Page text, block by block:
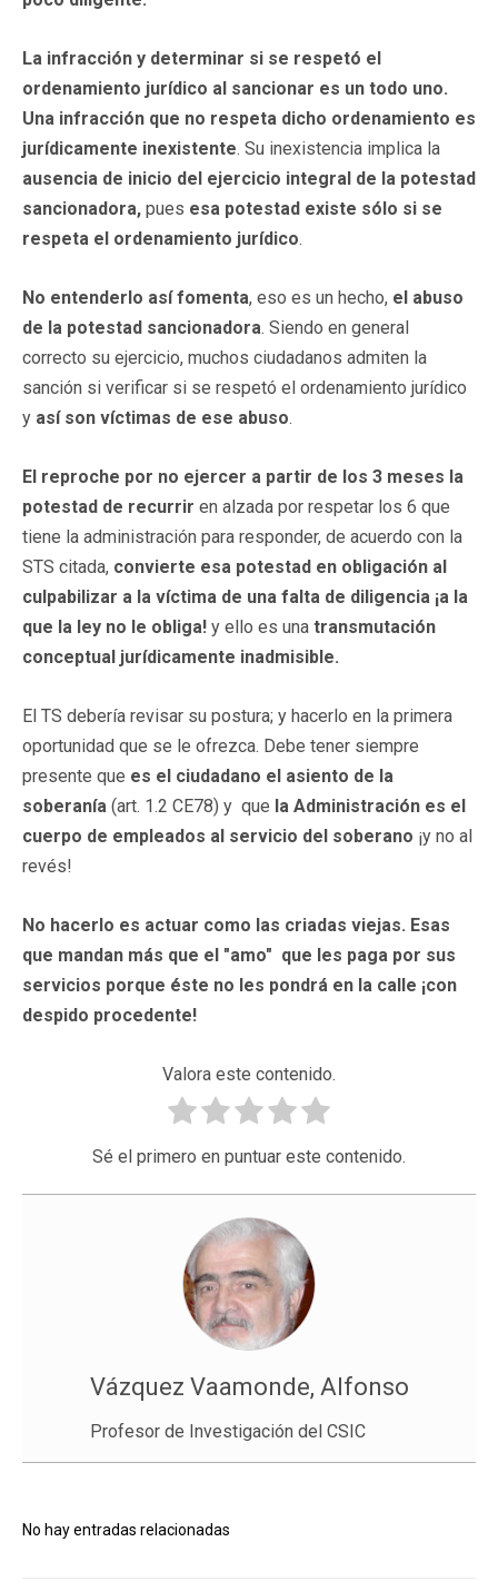
La infracción y determinar si se respetó el
ordenamiento jurídico al sancionar es un todo uno.
Una infracción que no respeta dicho ordenamiento es
jurídicamente inexistente. Su inexistencia implica la
ausencia de inicio del ejercicio integral de la potestad
sancionadora, pues esa potestad existe sólo si se
respeta el ordenamiento jurídico.
No entenderlo así fomenta, eso es un hecho, el abuso
de la potestad sancionadora. Siendo en general
correcto su ejercicio, muchos ciudadanos admiten la
sanción si verificar si se respetó el ordenamiento jurídico
y así son víctimas de ese abuso.
El reproche por no ejercer a partir de los 3 meses la
potestad de recurrir en alzada por respetar los 6 que
tiene la administración para responder, de acuerdo con la
STS citada, convierte esa potestad en obligación al
culpabilizar a la víctima de una falta de diligencia ¡a la
que la ley no le obliga! y ello es una transmutación
conceptual jurídicamente inadmisible.
El TS debería revisar su postura; y hacerlo en la primera
oportunidad que se le ofrezca. Debe tener siempre
presente que es el ciudadano el asiento de la
soberanía (art. 1.2 CE78) y que la Administración es el
cuerpo de empleados al servicio del soberano ¡y no al
revés!
No hacerlo es actuar como las criadas viejas. Esas
que mandan más que el "amo" que les paga por sus
servicios porque éste no les pondrá en la calle ¡con
despido procedente!
Valora este contenido.
Sé el primero en puntuar este contenido.
Vázquez Vaamonde, Alfonso
Profesor de Investigación del CSIC
No hay entradas relacionadas